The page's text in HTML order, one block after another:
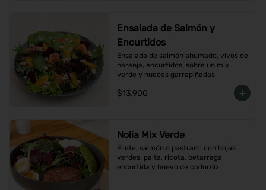
Ensalada de Salmón y
Encurtidos
Ensalada de salmón ahumado, vivos de
naranja, encurtidos, sobre un mix
verde y nueces garrapiñadas
$13.900
Nolia Mix Verde
Filete, salmón o pastrami con hojas
verdes, palta, ricota, betarraga
encurtida y huevo de codorniz